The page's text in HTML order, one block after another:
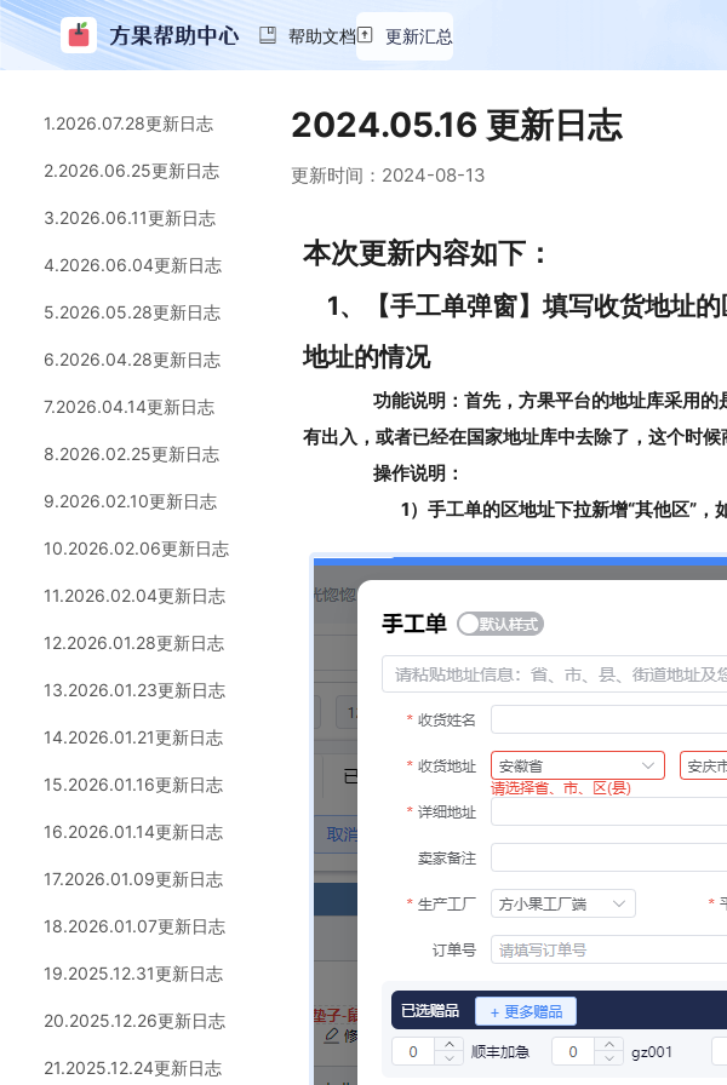
帮助文档 更新汇总
1.2026.07.28更新日志
2.2026.06.25更新日志
3.2026.06.11更新日志
4.2026.06.04更新日志
5.2026.05.28更新日志
6.2026.04.28更新日志
7.2026.04.14更新日志
8.2026.02.25更新日志
9.2026.02.10更新日志
10.2026.02.06更新日志
11.2026.02.04更新日志
12.2026.01.28更新日志
13.2026.01.23更新日志
14.2026.01.21更新日志
15.2026.01.16更新日志
16.2026.01.14更新日志
17.2026.01.09更新日志
18.2026.01.07更新日志
19.2025.12.31更新日志
20.2025.12.26更新日志
21.2025.12.24更新日志
2024.05.16 更新日志
更新时间： 2024-08-13
本次更新内容如下：
1、【手工单弹窗】填写收货地址
地址的情况
功能说明：首先，方果平台的地址库采用
有出入，或者已经在国家地址库中去除了，这个时
操作说明：
1）手工单的区地址下拉新增“其他区”，如